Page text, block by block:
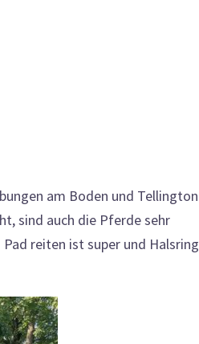
am Boden und Tellington
sind auch die Pferde sehr
reiten ist super und Halsring